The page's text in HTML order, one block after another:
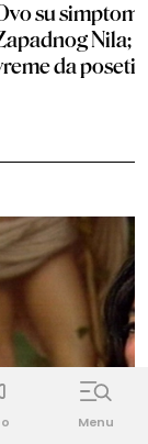
su
Nila;
da
Menu